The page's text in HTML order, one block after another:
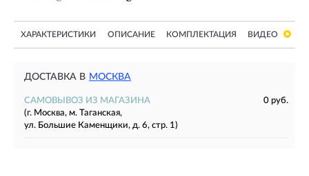
ХАРАКТЕРИСТИКИ ОПИСАНИЕ КОМПЛЕКТАЦИЯ ВИДЕО
ДОСТАВКА В МОСКВА
САМОВЫВОЗ ИЗ МАГАЗИНА
0 руб.
(г. Москва, м. Таганская,
ул. Большие Каменщики, д. 6, стр. 1)